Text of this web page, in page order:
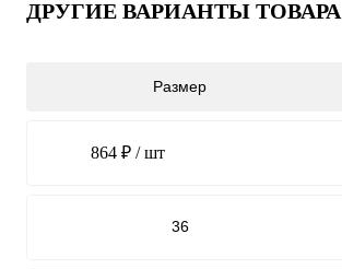
ДРУГИЕ ВАРИАНТЫ ТОВАРА
Размер
864 ₽ / шт
36